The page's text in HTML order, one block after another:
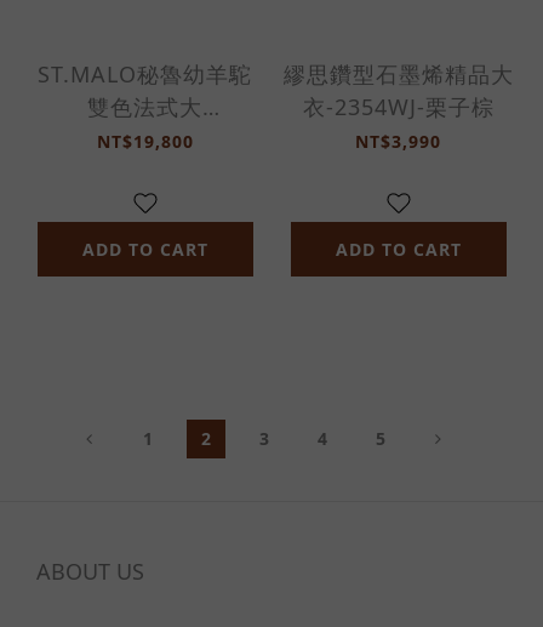
ST.MALO秘魯幼羊駝
雙色法式大
衣-2308WC-橄欖綠/
NT$19,800
ADD TO CART
繆思鑽型石墨烯精品大
衣-2354WJ-栗子棕
NT$3,990
ADD TO CART
1 2 3 4 5
ABOUT US